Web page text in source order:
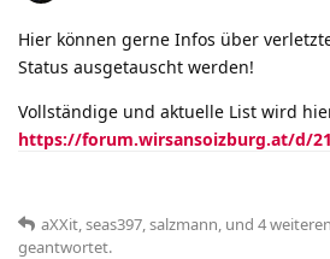
Hier können gerne Infos über
Status ausgetauscht werden!
Vollständige und aktuelle List wird
https://forum.wirsansoizburg.at/d/
aXXit,seas397,salzmann, und 4weiteren
geantwortet.